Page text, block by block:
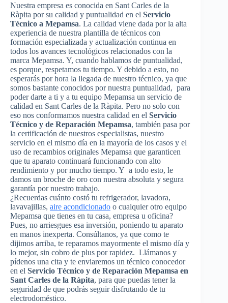
Nuestra empresa es conocida en Sant Carles de la
Ràpita por su calidad y puntualidad en el Servicio
Técnico a Mepamsa. La calidad viene dada por la alta
experiencia de nuestra plantilla de técnicos con
formación especializada y actualización continua en
todos los avances tecnológicos relacionados con la
marca Mepamsa. Y, cuando hablamos de puntualidad,
es porque, respetamos tu tiempo. Y debido a esto, no
esperarás por hora la llegada de nuestro técnico, ya que
somos bastante conocidos por nuestra puntualidad, para
poder darte a ti y a tu equipo Mepamsa un servicio de
calidad en Sant Carles de la Ràpita. Pero no solo con
eso nos conformamos nuestra calidad en el Servicio
Técnico y de Reparación Mepamsa, también pasa por
la certificación de nuestros especialistas, nuestro
servicio en el mismo día en la mayoría de los casos y el
uso de recambios originales Mepamsa que garanticen
que tu aparato continuará funcionando con alto
rendimiento y por mucho tiempo. Y a todo esto, le
damos un broche de oro con nuestra absoluta y segura
garantía por nuestro trabajo.
¿Recuerdas cuánto costó tu refrigerador, lavadora,
lavavajillas, aire acondicionado o cualquier otro equipo
Mepamsa que tienes en tu casa, empresa u oficina?
Pues, no arriesgues esa inversión, poniendo tu aparato
en manos inexperta. Consúltanos, ya que como te
dijimos arriba, te reparamos mayormente el mismo día y
lo mejor, sin cobro de plus por rapidez. Llámanos y
pídenos una cita y te enviaremos un técnico conocedor
en el Servicio Técnico y de Reparación Mepamsa en
Sant Carles de la Ràpita, para que puedas tener la
seguridad de que podrás seguir disfrutando de tu
electrodoméstico.